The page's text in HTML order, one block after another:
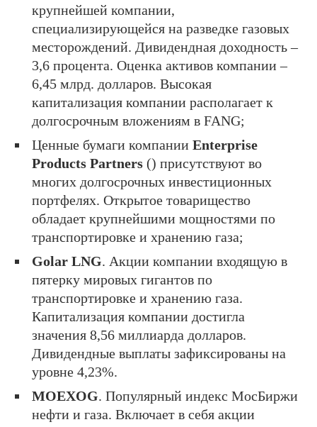
крупнейшей компании,
специализирующейся на разведке газовых
месторождений. Дивидендная доходность –
3,6 процента. Оценка активов компании –
6,45 млрд. долларов. Высокая
капитализация компании располагает к
долгосрочным вложениям в FANG;
Ценные бумаги компании Enterprise
Products Partners () присутствуют во
многих долгосрочных инвестиционных
портфелях. Открытое товарищество
обладает крупнейшими мощностями по
транспортировке и хранению газа;
Golar LNG. Акции компании входящую в
пятерку мировых гигантов по
транспортировке и хранению газа.
Капитализация компании достигла
значения 8,56 миллиарда долларов.
Дивидендные выплаты зафиксированы на
уровне 4,23%.
MOEXOG. Популярный индекс МосБиржи
нефти и газа. Включает в себя акции